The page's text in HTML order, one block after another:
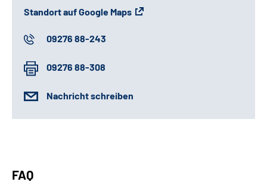
Standort auf Google Maps
09276 88-243
09276 88-308
Nachricht schreiben
FAQ